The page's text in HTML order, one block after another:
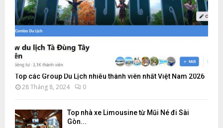
Top các Group Du Lịch nhiều thành viên nhất Việt Nam 2026
28 Tháng 8, 2024 0
Top nhà xe Limousine từ Mũi Né đi Sài
Gòn...